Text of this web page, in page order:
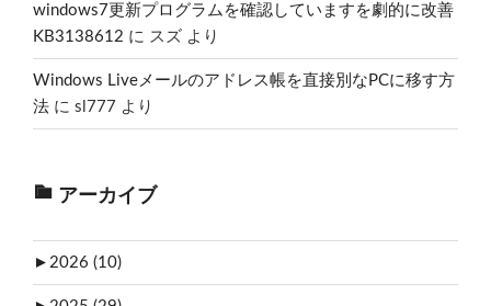
windows7更新プログラムを確認していますを劇的に改善
KB3138612 に スズ より
Windows Liveメールのアドレス帳を直接別なPCに移す方
法 に sl777 より
アーカイブ
► 2026 (10)